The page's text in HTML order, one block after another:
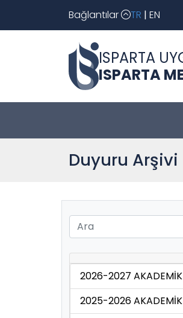
Bağlantılar TR | EN
ISPARTA
ISPARTA
Duyuru Arşivi
2026-2027 AKADEMİK
2025-2026 AKADEMİK